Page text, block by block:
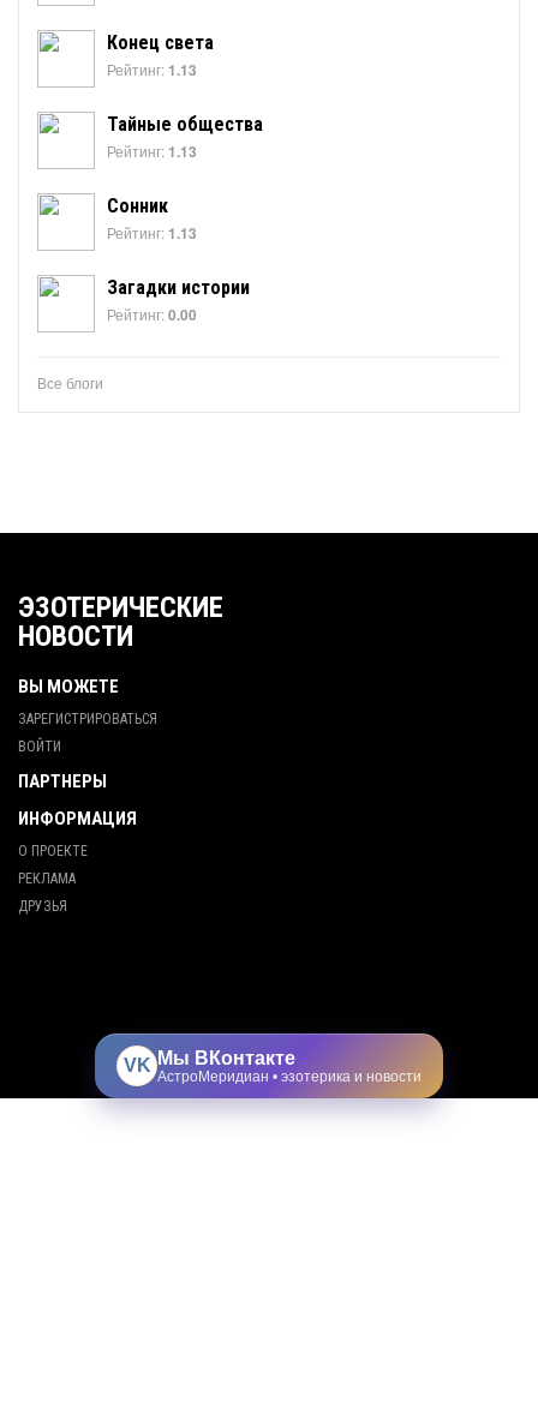
Конец света
Рейтинг: 1.13
Тайные общества
Рейтинг: 1.13
Сонник
Рейтинг: 1.13
Загадки истории
Рейтинг:0.00
Все блоги
ЭЗОТЕРИЧЕСКИЕ
НОВОСТИ
ВЫ МОЖЕТЕ
ЗАРЕГИСТРИРОВАТЬСЯ
ВОЙТИ
ПАРТНЕРЫ
ИНФОРМАЦИЯ
О ПРОЕКТЕ
РЕКЛАМА
ДРУЗЬЯ
VK Мы ВКонтакте
АстроМеридиан • эзотерика и новости